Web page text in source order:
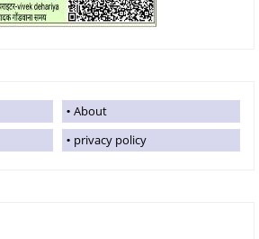
About
privacy policy